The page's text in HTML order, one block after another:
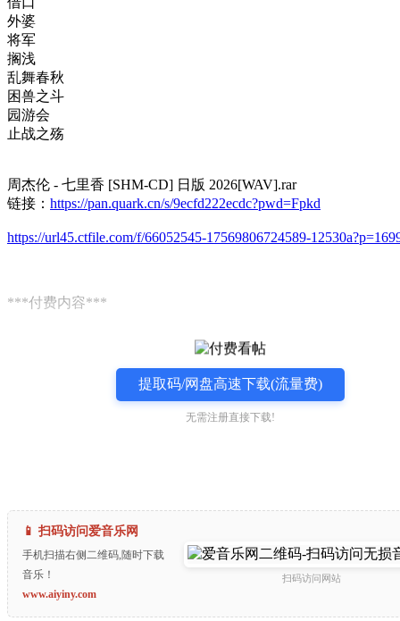
外婆
将军
搁浅
乱舞春秋
困兽之斗
园游会
止战之殇
周杰伦 - 七里香 [SHM-CD] 日版 2026[WAV].rar
链接： https://pan.quark.cn/s/9ecfd222ecdc?pwd=Fpkd
https://url45.ctfile.com/f/66052545-17569806724589-
***付费内容***
提取码/网盘高速下载(流量费)
无需注册直接下载!
📱 扫码访问爱音乐网
手机扫描右侧二维码,随时下载
音乐！
www.aiyiny.com
扫码访问网站